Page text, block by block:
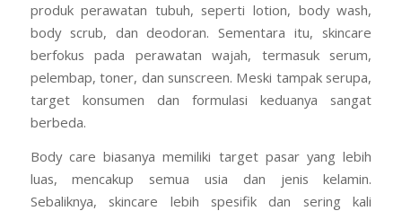
produk perawatan tubuh, seperti lotion, body wash,
body scrub, dan deodoran. Sementara itu, skincare
berfokus pada perawatan wajah, termasuk serum,
pelembap, toner, dan sunscreen. Meski tampak serupa,
target konsumen dan formulasi keduanya sangat
berbeda.
Body care biasanya memiliki target pasar yang lebih
luas, mencakup semua usia dan jenis kelamin.
Sebaliknya, skincare lebih spesifik dan sering kali